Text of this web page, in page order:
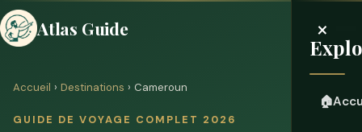
Atlas Guide ×
🏠
Accueil › Destinations › Cameroun
GUIDE DE VOYAGE COMPLET 2026